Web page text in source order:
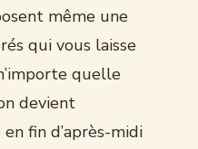
même une
qui vous laisse
quelle
devient
fin d’après-midi